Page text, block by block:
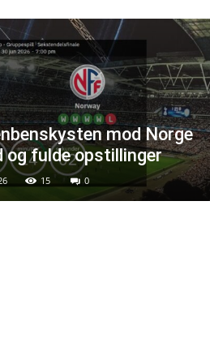
mod Norge
fulde opstillinger
15 0